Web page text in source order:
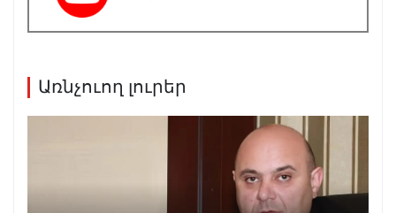
Առնչուող լուրեր